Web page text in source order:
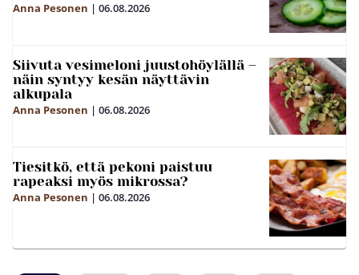
Anna Pesonen | 06.08.2026
Siivuta vesimeloni juustohöylällä –
näin syntyy kesän näyttävin
alkupala
Anna Pesonen | 06.08.2026
Tiesitkö, että pekoni paistuu
rapeaksi myös mikrossa?
Anna Pesonen | 06.08.2026